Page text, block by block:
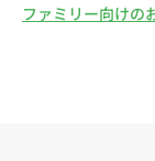
ファミリー向けの